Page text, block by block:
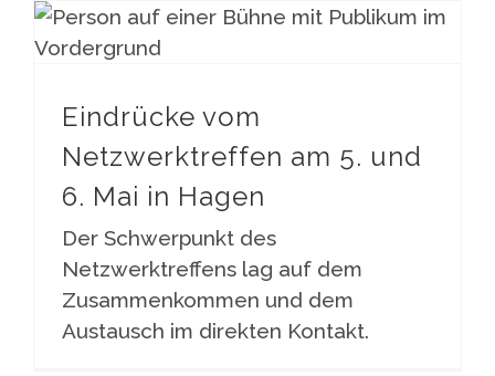
Eindrücke vom
Netzwerktreffen am 5. und
6. Mai in Hagen
Der Schwerpunkt des
Netzwerktreffens lag auf dem
Zusammenkommen und dem
Austausch im direkten Kontakt.